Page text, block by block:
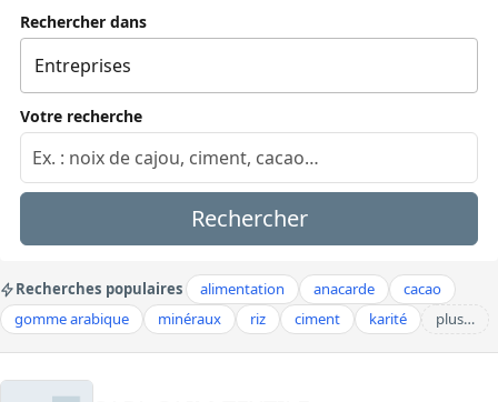
Rechercher dans
Votre recherche
Rechercher
Recherches populaires alimentation anacarde
cacao
gomme arabique
minéraux riz ciment karité plus…